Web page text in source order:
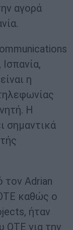
αγορά
η
Η
σημαντικά
τον Adrian
καθώς ο
ήταν
ΟΤΕ για την